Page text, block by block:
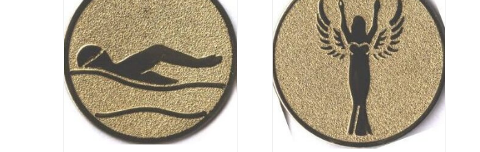
má
více
variant.
Možnosti
lze
vybrat
na
stránce
má
více
variant.
Možnosti
lze
vybrat
na
stránce